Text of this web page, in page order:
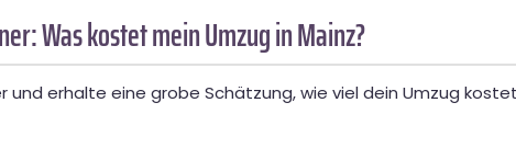
Was kostet mein Umzug in Mainz?
und erhalte eine grobe Schätzung, wie viel dein Umzug